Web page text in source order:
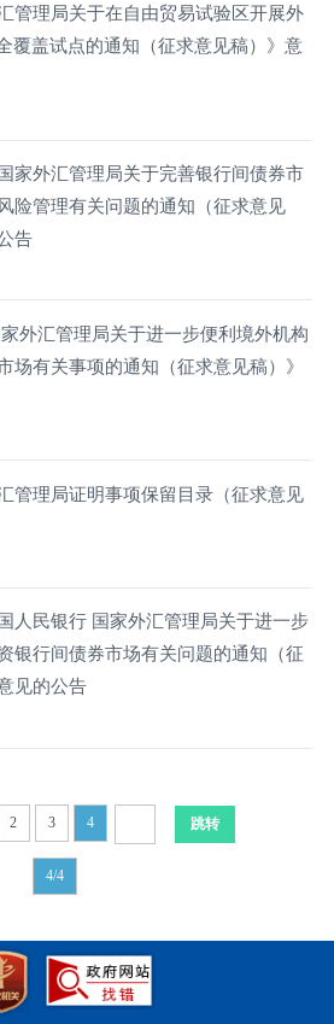
管理局关于在自由贸易试验区开展外
覆盖试点的通知（征求意见稿）》意
家外汇管理局关于完善银行间债券市
险管理有关问题的通知（征求意见
告
外汇管理局关于进一步便利境外机构
场有关事项的通知（征求意见稿）》
管理局证明事项保留目录（征求意见
人民银行 国家外汇管理局关于进一步
银行间债券市场有关问题的通知（征
见的公告
2 3 4
4/4